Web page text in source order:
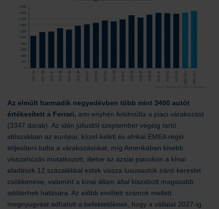
Az elmúlt harmadik negyedévben több mint 3400 autót
értékesített a Ferrari, ami enyhén felülmúlta a piaci várakozást
(3347 darab). Az idén júliustól szeptember végéig tartó
időszakban az európai, közel-keleti és afrikai EMEA régió
teljesíteni tudta a várakozásokat, míg Amerikában kisebb
visszahúzás mutatkozott, illetve az ázsiai piacokon a kínai
eladások 12 százalékkal estek vissza luxusautók iránti kereslet
csökkenése, valamint a kínai állam által kiszabott magasabb
adóterhek hatására. Az előbb említett számok mellett
megnyugvást adhatott a befektetőknek, hogy a vállalat 2027-ig